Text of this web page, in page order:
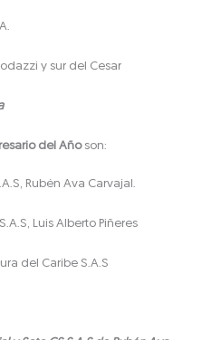
y sur del Cesar
del Añoson:
Rubén Ava Carvajal.
Luis Alberto Piñeres
del Caribe S.A.S